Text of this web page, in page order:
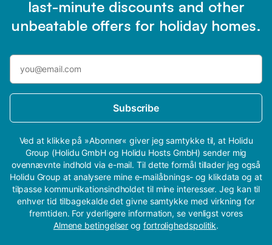
last-minute discounts and other
unbeatable offers for holiday homes.
Subscribe
Ved at klikke på »Abonner« giver jeg samtykke til, at Holidu
Group (Holidu GmbH og Holidu Hosts GmbH) sender mig
ovennævnte indhold via e-mail. Til dette formål tillader jeg også
Holidu Group at analysere mine e-mailåbnings- og klikdata og at
tilpasse kommunikationsindholdet til mine interesser. Jeg kan til
enhver tid tilbagekalde det givne samtykke med virkning for
fremtiden. For yderligere information, se venligst vores
Almene betingelser og fortrolighedspolitik.